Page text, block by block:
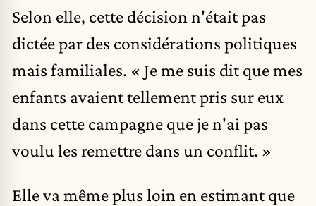
Selon elle, cette décision n'était pas
dictée par des considérations politiques
mais familiales. « Je me suis dit que mes
enfants avaient tellement pris sur eux
dans cette campagne que je n'ai pas
voulu les remettre dans un conflit. »
Elle va même plus loin en estimant que